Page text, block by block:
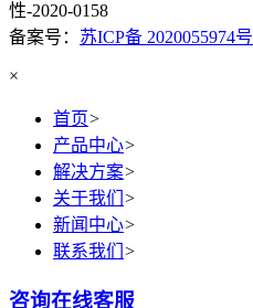
性-2020-0158
备案号： 苏ICP备 2020055974号
×
首页>
产品中心>
解决方案>
关于我们 >
新闻中心>
联系我们 >
咨询在线客服